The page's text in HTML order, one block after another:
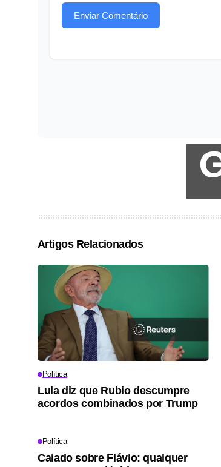
Enviar Comentário
Artigos Relacionados
Política
Lula diz que Rubio descumpre
acordos combinados por Trump
Política
Caiado sobre Flávio: qualquer